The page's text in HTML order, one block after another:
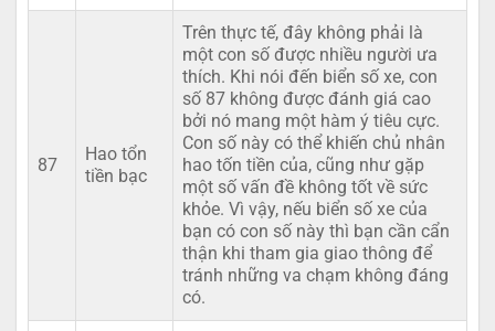
87
Hao tổn
tiền bạc
Trên thực tế, đây không phải là
một con số được nhiều người ưa
thích. Khi nói đến biển số xe, con
số 87 không được đánh giá cao
bởi nó mang một hàm ý tiêu cực.
Con số này có thể khiến chủ nhân
hao tốn tiền của, cũng như gặp
một số vấn đề không tốt về sức
khỏe. Vì vậy, nếu biển số xe của
bạn có con số này thì bạn cần cẩn
thận khi tham gia giao thông để
tránh những va chạm không đáng
có.